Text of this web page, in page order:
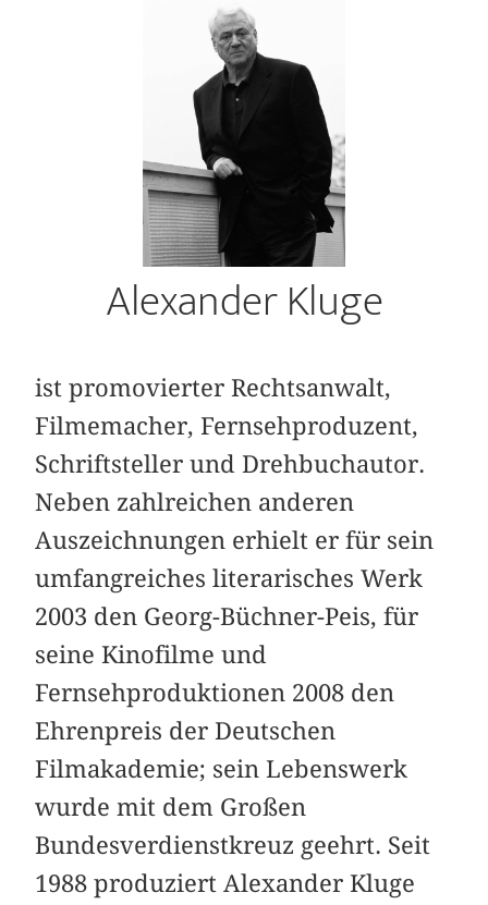
Alexander Kluge
ist promovierter Rechtsanwalt,
Filmemacher, Fernsehproduzent,
Schriftsteller und Drehbuchautor.
Neben zahlreichen anderen
Auszeichnungen erhielt er für sein
umfangreiches literarisches Werk
2003 den Georg-Büchner-Peis, für
seine Kinofilme und
Fernsehproduktionen 2008 den
Ehrenpreis der Deutschen
Filmakademie; sein Lebenswerk
wurde mit dem Großen
Bundesverdienstkreuz geehrt. Seit
1988 produziert Alexander Kluge